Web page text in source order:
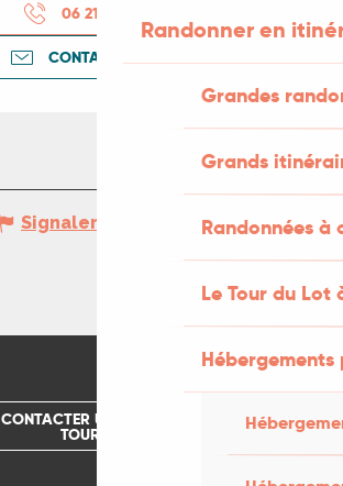
Randonner en
Grandes
Grands
Randonnées
Le Tour du Lot
06 21 99 51
CONTACTEZ-NOUS
Signaler une erreur
CONTACTER UN OFFICE DE
TOURISME